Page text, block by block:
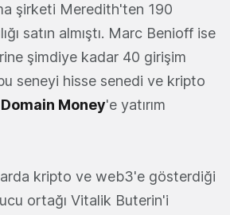
şirketi Meredith'ten 190
satın almıştı. Marc Benioff ise
şimdiye kadar 40 girişim
bu seneyi hisse senedi ve kripto
Domain Money'e yatırım
kripto ve web3'e gösterdiği
ortağı Vitalik Buterin'i